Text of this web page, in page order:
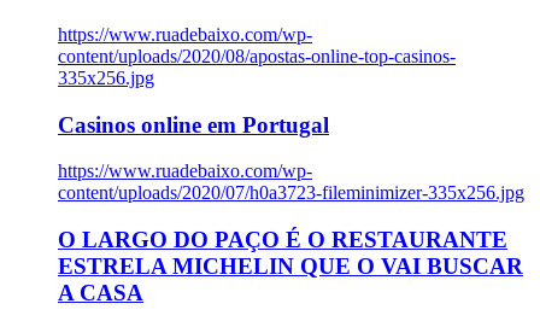
https://www.ruadebaixo.com/wp-
content/uploads/2020/08/apostas-online-top-casinos-
335x256.jpg
Casinos online em Portugal
https://www.ruadebaixo.com/wp-
content/uploads/2020/07/h0a3723-fileminimizer-335x256.jpg
O LARGO DO PAÇO É O RESTAURANTE
ESTRELA MICHELIN QUE O VAI BUSCAR
A CASA